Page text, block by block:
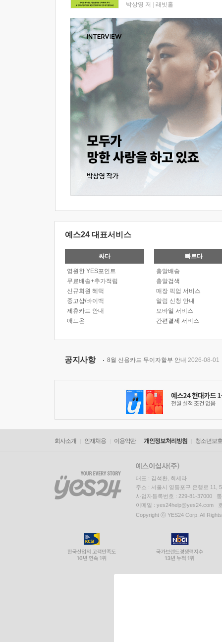
박상영 저 래빗홀
예스24 대표서비스
싸다
영원한 YES포인트
무료배송+추가적립
신규회원 혜택
중고샵/바이백
제휴카드 안내
애드온
빠르다
총알배송
총알검색
매장 픽업 서비스
알림 신청 안내
모바일 서비스
간편결제 서비스
공지사항 8월 신용카드 무이자할부 안내 2026-08-01
회사소개 인재채용 이용약관 개인정보처리방침 청소년보
대표 : 김석환, 최세라
주소 : 서울시 영등포구 은행로 11,
사업자등록번호 : 229-81-37000
이메일 : yes24help@yes24.com
Copyright ⓒ YES24 Corp. All